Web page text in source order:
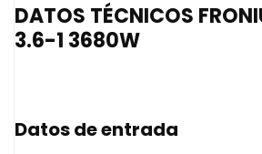
DATOS TÉCNICOS
3.6-1 3680W
Datos de entrada